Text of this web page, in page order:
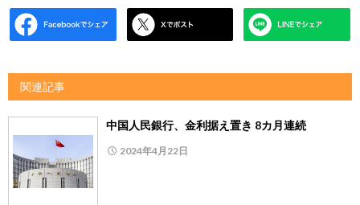
関連記事
中国人民銀行、金利据え置き 8カ月連続
2024年4月22日